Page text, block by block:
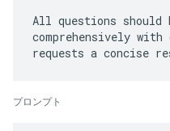
All questions should
comprehensively
プロンプト